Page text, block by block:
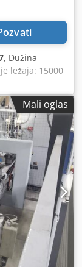
, Dužina
ležaja: 15000
Mali oglas